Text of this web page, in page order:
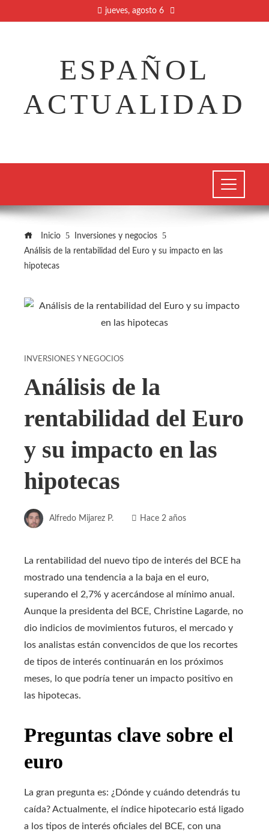
jueves, agosto 6
ESPAÑOL
ACTUALIDAD
Inicio
Inversiones y negocios
Análisis de la rentabilidad del Euro y su impacto en las
hipotecas
INVERSIONES Y NEGOCIOS
Análisis de la
rentabilidad del Euro
y su impacto en las
hipotecas
Alfredo Mijarez P. Hace 2 años
La rentabilidad del nuevo tipo de interés del BCE ha
mostrado una tendencia a la baja en el euro,
superando el 2,7% y acercándose al mínimo anual.
Aunque la presidenta del BCE, Christine Lagarde, no
dio indicios de movimientos futuros, el mercado y
los analistas están convencidos de que los recortes
de tipos de interés continuarán en los próximos
meses, lo que podría tener un impacto positivo en
las hipotecas.
Preguntas clave sobre el
euro
La gran pregunta es: ¿Dónde y cuándo detendrás tu
caída? Actualmente, el índice hipotecario está ligado
a los tipos de interés oficiales del BCE, con una